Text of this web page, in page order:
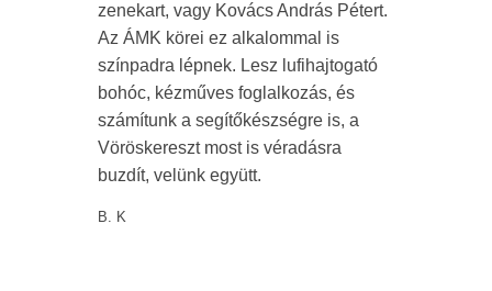
zenekart, vagy Kovács András Pétert.
Az ÁMK körei ez alkalommal is
színpadra lépnek. Lesz lufihajtogató
bohóc, kézműves foglalkozás, és
számítunk a segítőkészségre is, a
Vöröskereszt most is véradásra
buzdít, velünk együtt.
B. K